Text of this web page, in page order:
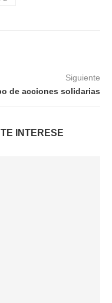
Siguiente
de acciones solidarias
INTERESE